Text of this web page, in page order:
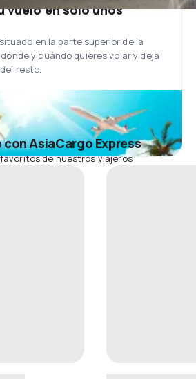
vuelo en solo unos
en la parte superior de la
y cuándo quieres volar y deja
resto.
con AsiaCargo Express
de nuestros viajeros